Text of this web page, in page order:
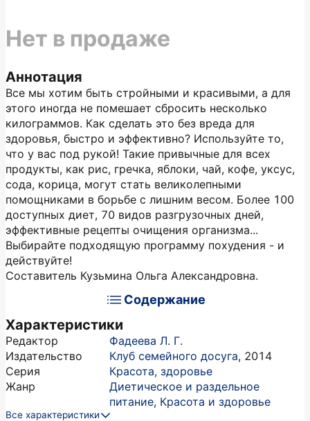
Аннотация
Все мы хотим быть стройными и красивыми, а для
этого иногда не помешает сбросить несколько
килограммов. Как сделать это без вреда для
здоровья, быстро и эффективно? Используйте то,
что у вас под рукой! Такие привычные для всех
продукты, как рис, гречка, яблоки, чай, кофе, уксус,
сода, корица, могут стать великолепными
помощниками в борьбе с лишним весом. Более 100
доступных диет, 70 видов разгрузочных дней,
эффективные рецепты очищения организма...
Выбирайте подходящую программу похудения - и
действуйте!
Составитель Кузьмина Ольга Александровна.
Содержание
Характеристики
Редактор
Фадеева Л. Г.
Издательство
Клуб семейного досуга, 2014
Серия
Красота, здоровье
Жанр
Диетическое и раздельное
питание, Красота и здоровье
Все характеристики
Нет в продаже